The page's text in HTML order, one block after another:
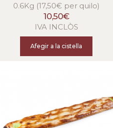
0.6Kg (17,50€ per quilo)
10,50€
IVA INCLÒS
Afegir a la cistella